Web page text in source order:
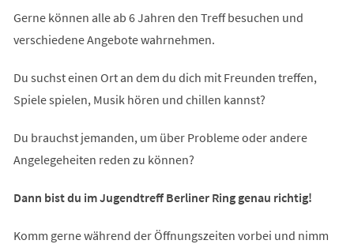
Gerne können alle ab 6 Jahren den Treff besuchen und
verschiedene Angebote wahrnehmen.
Du suchst einen Ort an dem du dich mit Freunden treffen,
Spiele spielen, Musik hören und chillen kannst?
Du brauchst jemanden, um über Probleme oder andere
Angelegeheiten reden zu können?
Dann bist du im Jugendtreff Berliner Ring genau richtig!
Komm gerne während der Öffnungszeiten vorbei und nimm